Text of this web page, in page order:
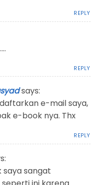
REPLY
REPLY
says:
e-mail saya,
e-book nya. Thx
REPLY
saya sangat